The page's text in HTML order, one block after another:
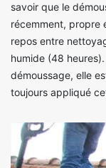
savoir que le
récemment, propre
repos entre
humide (48
démoussage, elle
toujours appliqué